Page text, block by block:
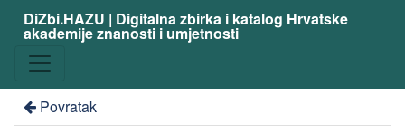
DiZbi.HAZU | Digitalna zbirka i katalog Hrvatske
akademije znanosti i umjetnosti
Povratak